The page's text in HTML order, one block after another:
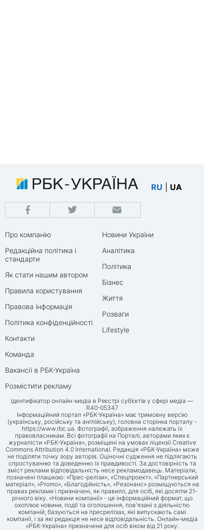
RU UA
Про компанію
Редакційна політика і
стандарти
Як стати нашим автором
Правила користування
Правова інформація
Політика конфіденційності
Контакти
Команда
Вакансії в РБК-Україна
Розмістити рекламу
Новини України
Аналітика
Політика
Бізнес
Життя
Розваги
Lifestyle
Ідентифікатор онлайн-медіа в Реєстрі суб’єктів у сфері медіа —
R40-05347
Інформаційний портал «РБК-Україна» має тримовну версію
(українську, російську та англійську), головна сторінка порталу -
https://www.rbc.ua. Фотографії, зображення належать їх
правовласникам. Всі фотографії на Порталі, авторами яких є
журналісти «РБК-Україна», розміщені на умовах ліцензії Creative
Commons Attribution 4.0 International. Редакція «РБК-Україна» може
не поділяти точку зору авторів. Оціночні судження не підлягають
спростуванню та доведенню їх правдивості. За достовірність та
зміст реклами відповідальність несе рекламодавець. Матеріали,
позначені плашкою: «Прес-релізи», «Спецпроект», «Партнерський
матеріал», «Promo», «Благодійність», «Резонанс» розміщуються на
правах реклами і призначені, як правило, для осіб, які досягли 21-
річного віку. «Новини компанії» - це інформаційний формат, що
охоплює новини, події та оголошення, пов'язані з діяльністю
компаній, базуються на пресрелізах, які випускають самі
компанії, і за які редакція не несе відповідальність. Онлайн-медіа
«РБК-Україна» призначене для осіб віком від 21 року.